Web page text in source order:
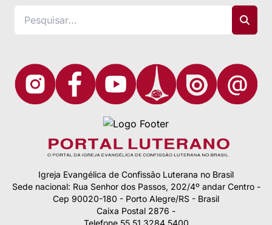
Igreja Evangélica de Confissão Luterana no Brasil
Sede nacional: Rua Senhor dos Passos, 202/4º andar Centro -
Cep 90020-180 - Porto Alegre/RS - Brasil
Caixa Postal 2876 -
Telefone 55 51 3284.5400